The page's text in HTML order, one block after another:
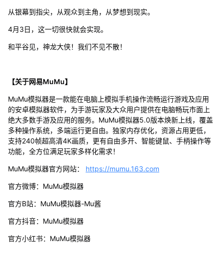
从银幕到指尖，从观众到主角，从梦想到现实。
4月3日，这一切很快就会实现。
和平谷见，神龙大侠！我们不见不散！
【关于网易MuMu】
MuMu模拟器是一款能在电脑上模拟手机操作流畅运行游戏及应用
的安卓模拟器软件，为手游玩家及大众用户提供在电脑畅玩市面上
绝大多数手游及应用的服务。MuMu模拟器5.0版本焕新上线，覆盖
多种操作系统，多端运行更自由。独家内存优化，资源占用更低，
支持240帧超高清4K画质，更有自由多开、智能键鼠、手柄操作等
功能，全方位满足玩家多样化需求！
MuMu模拟器官方网站： https://mumu.163.com
官方微博：MuMu模拟器
官方B站：MuMu模拟器-Mu酱
官方抖音：MuMu模拟器
官方小红书：MuMu模拟器